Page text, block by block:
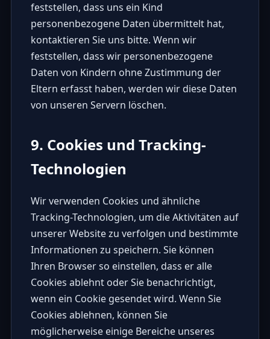
feststellen, dass uns ein Kind
personenbezogene Daten übermittelt hat,
kontaktieren Sie uns bitte. Wenn wir
feststellen, dass wir personenbezogene
Daten von Kindern ohne Zustimmung der
Eltern erfasst haben, werden wir diese Daten
von unseren Servern löschen.
9. Cookies und Tracking-
Technologien
Wir verwenden Cookies und ähnliche
Tracking-Technologien, um die Aktivitäten auf
unserer Website zu verfolgen und bestimmte
Informationen zu speichern. Sie können
Ihren Browser so einstellen, dass er alle
Cookies ablehnt oder Sie benachrichtigt,
wenn ein Cookie gesendet wird. Wenn Sie
Cookies ablehnen, können Sie
möglicherweise einige Bereiche unseres